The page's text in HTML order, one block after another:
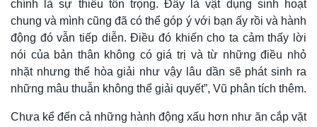
Chứng khoán
Giá cà phê
chính là sự thiếu tôn trọng. Đây là vật dụng sinh hoạt
chung và mình cũng đã có thể góp ý với bạn ấy rồi và hành
động đó vẫn tiếp diễn. Điều đó khiến cho ta cảm thấy lời
nói của bản thân không có giá trị và từ những điều nhỏ
nhặt nhưng thể hòa giải như vậy lâu dần sẽ phát sinh ra
những mâu thuẫn không thể giải quyết”, Vũ phân tích thêm.
Chưa kể đến cả những hành động xấu hơn như ăn cắp vặt